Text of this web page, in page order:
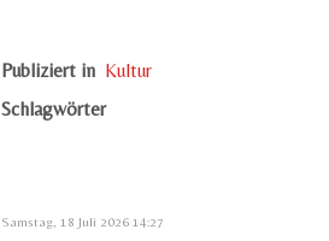
Publiziert in Kultur
Schlagwörter
Samstag, 18 Juli 2026 14:27